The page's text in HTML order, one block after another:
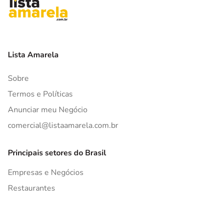
Lista Amarela
Sobre
Termos e Políticas
Anunciar meu Negócio
comercial@listaamarela.com.br
Principais setores do Brasil
Empresas e Negócios
Restaurantes